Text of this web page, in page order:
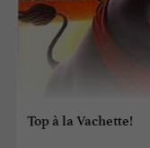
Top à la Vachette!